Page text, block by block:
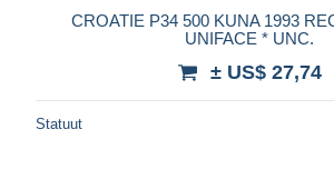
CROATIE P34 500 KUNA 1993
UNIFACE * UNC.
± US$ 27,74
Statuut